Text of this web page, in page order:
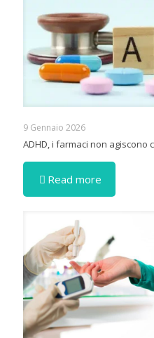
9 Gennaio 2026
ADHD, i farmaci non agiscono
Read more